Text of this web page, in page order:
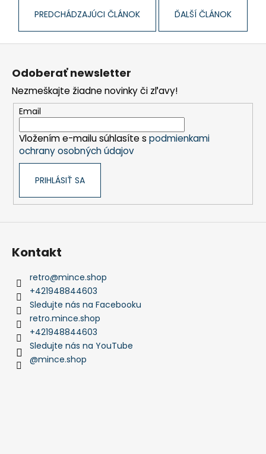
PREDCHÁDZAJÚCI ČLÁNOK ĎALŠÍ ČLÁNOK
Z
Odoberať newsletter
Nezmeškajte žiadne novinky či zľavy!
Email
Vložením e-mailu súhlasíte s podmienkami
ochrany osobných údajov
PRIHLÁSIŤ SA
Kontakt
retro@mince.shop
+421948844603
Sledujte nás na Facebooku
retro.mince.shop
+421948844603
Sledujte nás na YouTube
@mince.shop